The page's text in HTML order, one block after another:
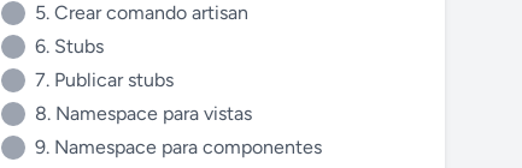
5. Crear comando artisan
6. Stubs
7. Publicar stubs
8. Namespace para vistas
9. Namespace para componentes